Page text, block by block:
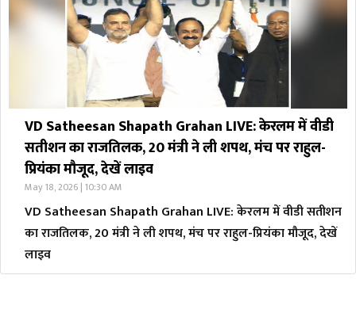
VD Satheesan Shapath Grahan LIVE: केरलम में वीडी
सतीशन का राजतिलक, 20 मंत्री ने ली शपथ, मंच पर राहुल-
प्रियंका मौजूद, देखें लाइव
May 18, 2026 | 10:30 AM
VD Satheesan Shapath Grahan LIVE: केरलम में वीडी सतीशन
का राजतिलक, 20 मंत्री ने ली शपथ, मंच पर राहुल-प्रियंका मौजूद, देखें
लाइव